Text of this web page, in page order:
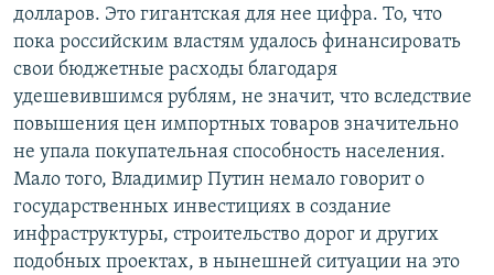
долларов. Это гигантская для нее цифра. То, что
пока российским властям удалось финансировать
свои бюджетные расходы благодаря
удешевившимся рублям, не значит, что вследствие
повышения цен импортных товаров значительно
не упала покупательная способность населения.
Мало того, Владимир Путин немало говорит о
государственных инвестициях в создание
инфраструктуры, строительство дорог и других
подобных проектах, в нынешней ситуации на это